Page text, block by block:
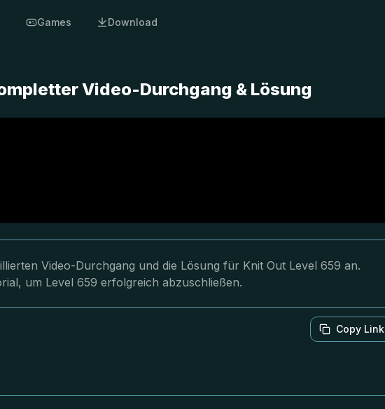
Games Download
Video-Durchgang & Lösung
Video-Durchgang und die Lösung für Knit Out Level 659 an.
um Level 659 erfolgreich abzuschließen.
Copy Link